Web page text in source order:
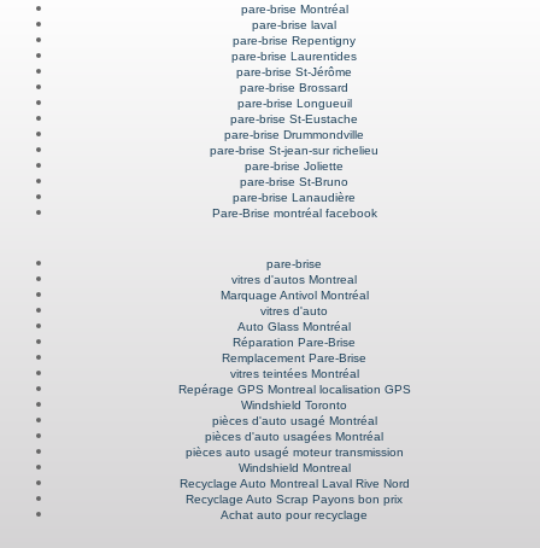
pare-brise Montréal
pare-brise laval
pare-brise Repentigny
pare-brise Laurentides
pare-brise St-Jérôme
pare-brise Brossard
pare-brise Longueuil
pare-brise St-Eustache
pare-brise Drummondville
pare-brise St-jean-sur richelieu
pare-brise Joliette
pare-brise St-Bruno
pare-brise Lanaudière
Pare-Brise montréal facebook
pare-brise
vitres d'autos Montreal
Marquage Antivol Montréal
vitres d'auto
Auto Glass Montréal
Réparation Pare-Brise
Remplacement Pare-Brise
vitres teintées Montréal
Repérage GPS Montreal localisation GPS
Windshield Toronto
pièces d'auto usagé Montréal
pièces d'auto usagées Montréal
pièces auto usagé moteur transmission
Windshield Montreal
Recyclage Auto Montreal Laval Rive Nord
Recyclage Auto Scrap Payons bon prix
Achat auto pour recyclage